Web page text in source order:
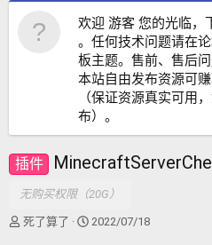
欢迎 游客 您的光临，
。任何技术问题请在
板主题。售前、售后
本站自由发布资源可
（保证资源真实可用
布）。
插件
无购买权限（20G）
作
死了算了
创
2022/07/18